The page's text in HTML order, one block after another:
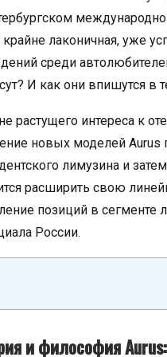
крайне лаконичная, уже
среди
И как они впишутся в
растущего интереса к
новых моделей Aurus
лимузина и
расширить свою
позиций в
России.
и философия